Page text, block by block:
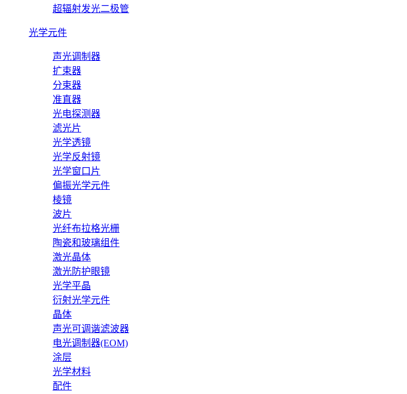
超辐射发光二极管
光学元件
声光调制器
扩束器
分束器
准直器
光电探测器
滤光片
光学透镜
光学反射镜
光学窗口片
偏振光学元件
棱镜
波片
光纤布拉格光栅
陶瓷和玻璃组件
激光晶体
激光防护眼镜
光学平晶
衍射光学元件
晶体
声光可调谐滤波器
电光调制器(EOM)
涂层
光学材料
配件